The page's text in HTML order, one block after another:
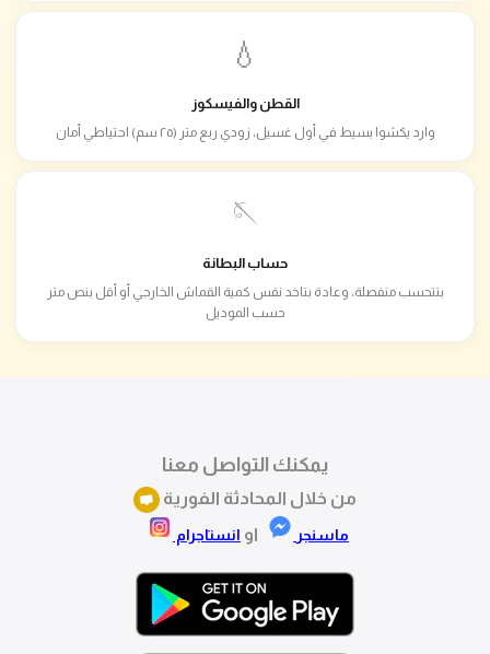
💧
القطن والفيسكوز
وارد يكشوا بسيط في أول غسيل، زودي ربع متر (٢٥ سم) احتياطي أمان
🪡
حساب البطانة
بتتحسب منفصلة، وعادة بتاخد نفس كمية القماش الخارجي أو أقل بنص متر
حسب الموديل
يمكنك التواصل معنا
من خلال المحادثة الفورية
ماسنجر او انستاجرام